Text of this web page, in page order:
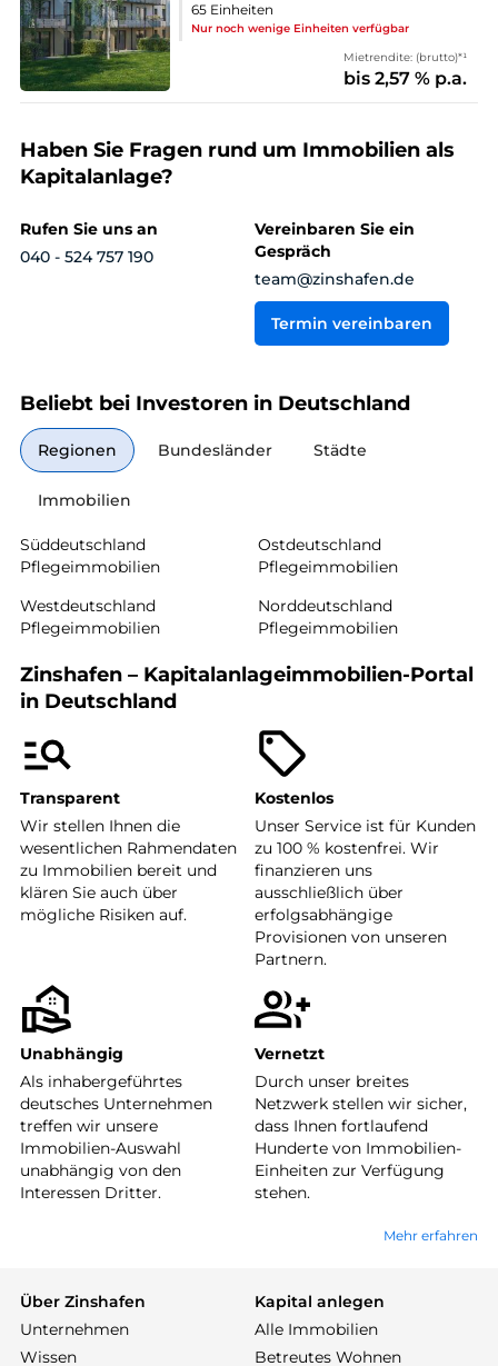
65 Einheiten
Nur noch wenige Einheiten verfügbar
Mietrendite: (brutto)*¹
bis 2,57 % p.a.
Haben Sie Fragen rund um Immobilien als
Kapitalanlage?
Rufen Sie uns an
040 - 524 757 190
Vereinbaren Sie ein
Gespräch
team@zinshafen.de
Termin vereinbaren
Beliebt bei Investoren in Deutschland
Regionen Bundesländer Städte
Immobilien
Süddeutschland
Pflegeimmobilien
Ostdeutschland
Pflegeimmobilien
Westdeutschland
Pflegeimmobilien
Norddeutschland
Pflegeimmobilien
Zinshafen – Kapitalanlageimmobilien-Portal
in Deutschland
Transparent
Wir stellen Ihnen die
wesentlichen Rahmendaten
zu Immobilien bereit und
klären Sie auch über
mögliche Risiken auf.
Kostenlos
Unser Service ist für Kunden
zu 100 % kostenfrei. Wir
finanzieren uns
ausschließlich über
erfolgsabhängige
Provisionen von unseren
Partnern.
Unabhängig
Als inhabergeführtes
deutsches Unternehmen
treffen wir unsere
Immobilien-Auswahl
unabhängig von den
Interessen Dritter.
Vernetzt
Durch unser breites
Netzwerk stellen wir sicher,
dass Ihnen fortlaufend
Hunderte von Immobilien-
Einheiten zur Verfügung
stehen.
Mehr erfahren
Über Zinshafen
Unternehmen
Wissen
Kapital anlegen
Alle Immobilien
Betreutes Wohnen